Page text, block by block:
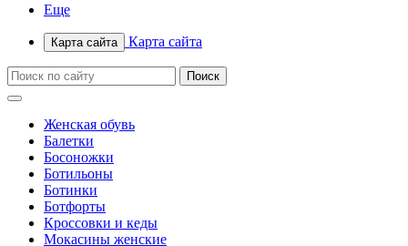
Еще
Карта сайта Карта сайта
Женская обувь
Балетки
Босоножки
Ботильоны
Ботинки
Ботфорты
Кроссовки и кеды
Мокасины женские